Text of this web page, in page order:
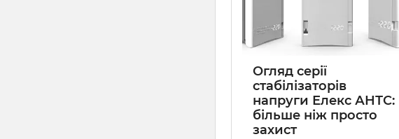
Огляд серії
стабілізаторів
напруги Елекс АНТС:
більше ніж просто
захист